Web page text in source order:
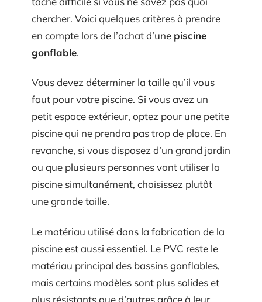
chercher. Voici quelques critères à prendre
en compte lors de l’achat d’une piscine
gonflable.
Vous devez déterminer la taille qu’il vous
faut pour votre piscine. Si vous avez un
petit espace extérieur, optez pour une petite
piscine qui ne prendra pas trop de place. En
revanche, si vous disposez d’un grand jardin
ou que plusieurs personnes vont utiliser la
piscine simultanément, choisissez plutôt
une grande taille.
Le matériau utilisé dans la fabrication de la
piscine est aussi essentiel. Le PVC reste le
matériau principal des bassins gonflables,
mais certains modèles sont plus solides et
plus résistants que d’autres grâce à leur